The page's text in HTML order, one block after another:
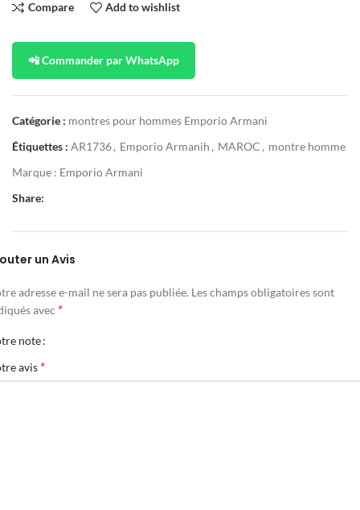
Compare Add to wishlist
📲 Commander par WhatsApp
Catégorie : montres pour hommes Emporio Armani
Étiquettes : AR1736, Emporio Armanih , MAROC , montre homme
Marque : Emporio Armani
Share:
un Avis
adresse e-mail ne sera pas publiée. Les champs obligatoires sont
avec *
note
avis *